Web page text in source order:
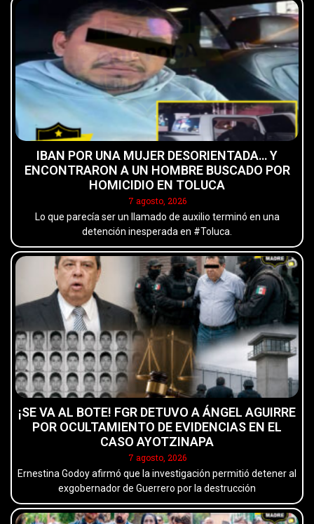
IBAN POR UNA MUJER DESORIENTADA… Y
ENCONTRARON A UN HOMBRE BUSCADO POR
HOMICIDIO EN TOLUCA
7 agosto, 2026
Lo que parecía ser un llamado de auxilio terminó en una
detención inesperada en #Toluca.
¡SE VA AL BOTE! FGR DETUVO A ÁNGEL AGUIRRE
POR OCULTAMIENTO DE EVIDENCIAS EN EL
CASO AYOTZINAPA
7 agosto, 2026
Ernestina Godoy afirmó que la investigación permitió detener al
exgobernador de Guerrero por la destrucción